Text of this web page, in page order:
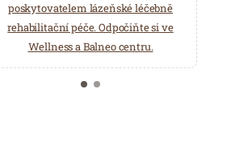
poskytovatelem lázeňské léčebně
rehabilitační péče. Odpočiňte si ve
Wellness a Balneo centru.
přírodní produkty pro wellness a
saunová centra. Éterické oleje,
hydroláty, esence pro parní lázně…